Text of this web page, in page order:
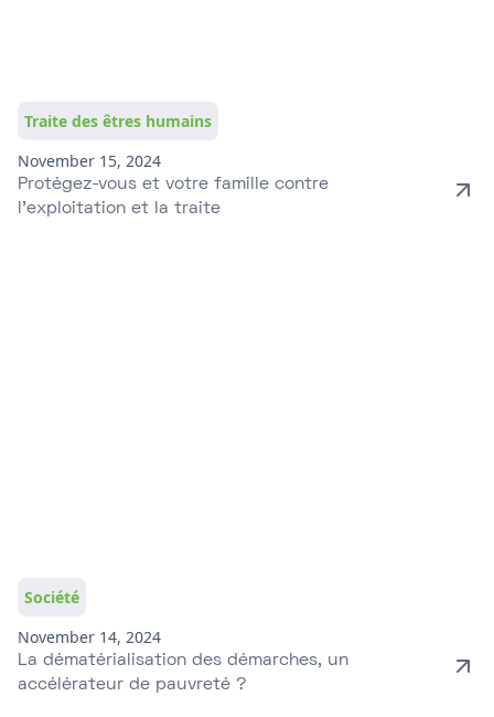
Traite des êtres humains
November 15, 2024
Protégez-vous et votre famille contre
l'exploitation et la traite
Société
November 14, 2024
La dématérialisation des démarches, un
accélérateur de pauvreté ?